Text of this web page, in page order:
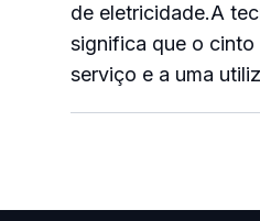
de eletricidade.A
significa que o cinto
serviço e a uma